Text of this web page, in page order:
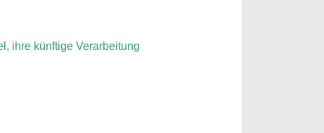
ihre künftige Verarbeitung